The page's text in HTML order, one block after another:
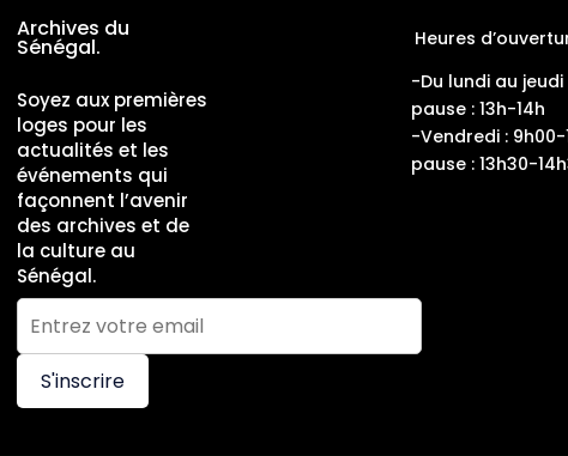
Archives du
Sénégal.
Soyez aux premières
loges pour les
actualités et les
événements qui
façonnent l’avenir
des archives et de
la culture au
Sénégal.
S'inscrire
Heures
-Du lundi au jeudi
pause : 13h-14h
-Vendredi : 9h00-
pause : 13h30-